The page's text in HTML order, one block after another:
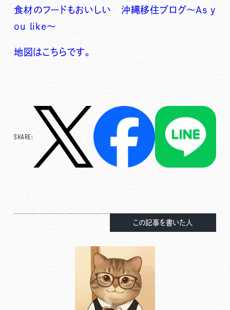
食材のフードもおいしい 沖縄移住ブログ～As y
ou like～
地図はこちらです。
SHARE:
この記事を書いた人